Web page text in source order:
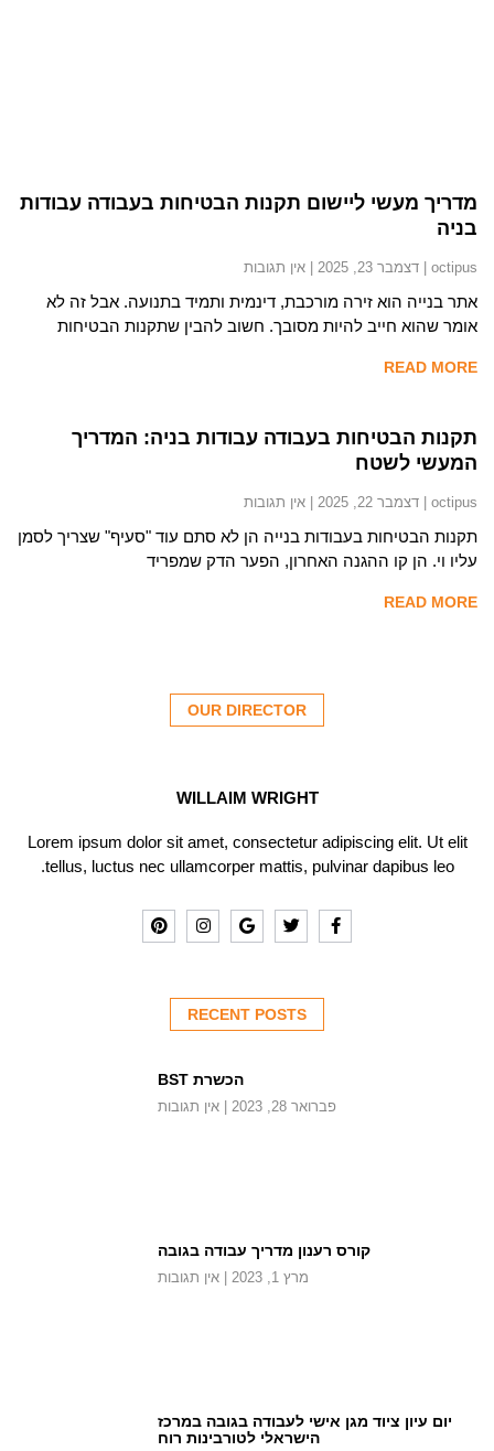
מדריך מעשי ליישום תקנות הבטיחות בעבודה עבודות
בניה
octipus דצמבר 23, 2025 אין תגובות
אתר בנייה הוא זירה מורכבת, דינמית ותמיד בתנועה. אבל זה לא
אומר שהוא חייב להיות מסובך. חשוב להבין שתקנות הבטיחות
READ MORE
תקנות הבטיחות בעבודה עבודות בניה: המדריך
המעשי לשטח
octipus דצמבר 22, 2025 אין תגובות
תקנות הבטיחות בעבודות בנייה הן לא סתם עוד "סעיף" שצריך לסמן
עליו וי. הן קו ההגנה האחרון, הפער הדק שמפריד
READ MORE
OUR DIRECTOR
WILLAIM WRIGHT
Lorem ipsum dolor sit amet, consectetur adipiscing elit. Ut elit
tellus, luctus nec ullamcorper mattis, pulvinar dapibus leo.
RECENT POSTS
הכשרת BST
פברואר 28, 2023 אין תגובות
קורס רענון מדריך עבודה בגובה
מרץ 1, 2023 אין תגובות
יום עיון ציוד מגן אישי לעבודה בגובה במרכז
הישראלי לטורבינות רוח